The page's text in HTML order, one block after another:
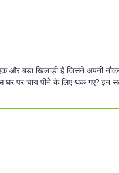
बड़ा खिलाड़ी है जिसने अपनी
बस घर पर चाय पीने के लिए थक गए?